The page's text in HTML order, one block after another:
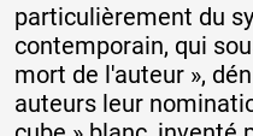
particulièrement du
contemporain, qui
mort de l'auteur »,
auteurs leur